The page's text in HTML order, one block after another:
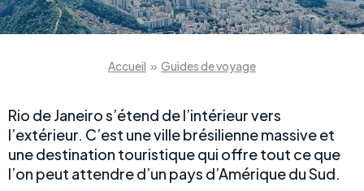
Accueil » Guides de voyage
Rio de Janeiro s’étend de l’intérieur vers
l’extérieur. C’est une ville brésilienne massive et
une destination touristique qui offre tout ce que
l’on peut attendre d’un pays d’Amérique du Sud.